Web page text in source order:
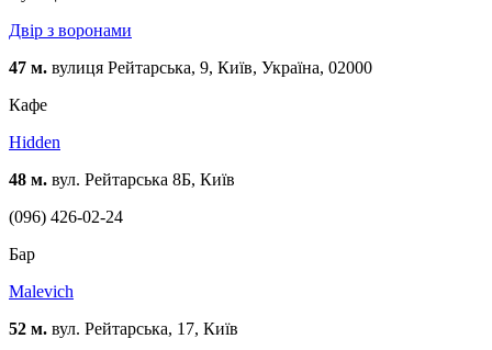
Двір з воронами
47 м. вулиця Рейтарська, 9, Київ, Україна, 02000
Кафе
Hidden
48 м. вул. Рейтарська 8Б, Київ
(096) 426-02-24
Бар
Malevich
52 м. вул. Рейтарська, 17, Київ